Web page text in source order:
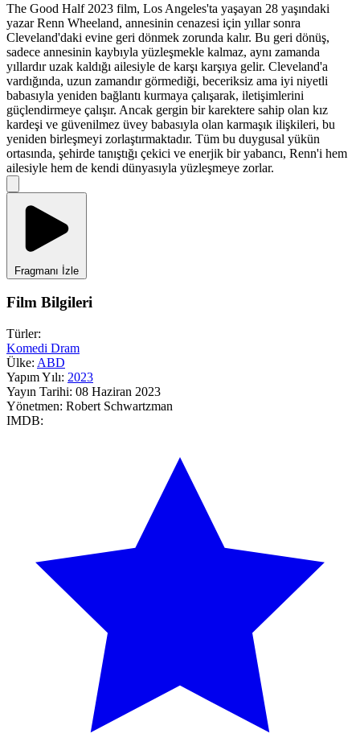
The Good Half 2023 film, Los Angeles'ta yaşayan 28 yaşındaki
yazar Renn Wheeland, annesinin cenazesi için yıllar sonra
Cleveland'daki evine geri dönmek zorunda kalır. Bu geri dönüş,
sadece annesinin kaybıyla yüzleşmekle kalmaz, aynı zamanda
yıllardır uzak kaldığı ailesiyle de karşı karşıya gelir. Cleveland'a
vardığında, uzun zamandır görmediği, beceriksiz ama iyi niyetli
babasıyla yeniden bağlantı kurmaya çalışarak, iletişimlerini
güçlendirmeye çalışır. Ancak gergin bir karektere sahip olan kız
kardeşi ve güvenilmez üvey babasıyla olan karmaşık ilişkileri, bu
yeniden birleşmeyi zorlaştırmaktadır. Tüm bu duygusal yükün
ortasında, şehirde tanıştığı çekici ve enerjik bir yabancı, Renn'i hem
ailesiyle hem de kendi dünyasıyla yüzleşmeye zorlar.
Fragmanı İzle
Film Bilgileri
Türler:
Komedi Dram
Ülke: ABD
Yapım Yılı: 2023
Yayın Tarihi: 08 Haziran 2023
Yönetmen: Robert Schwartzman
IMDB: